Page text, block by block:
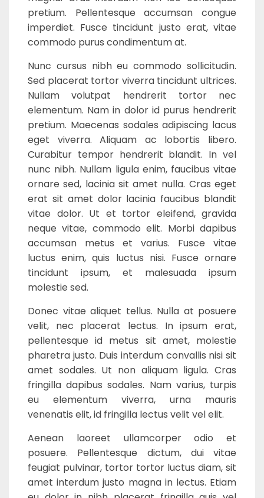
pretium. Pellentesque accumsan congue
imperdiet. Fusce tincidunt justo erat, vitae
commodo purus condimentum at.
Nunc cursus nibh eu commodo sollicitudin.
Sed placerat tortor viverra tincidunt ultrices.
Nullam volutpat hendrerit tortor nec
elementum. Nam in dolor id purus hendrerit
pretium. Maecenas sodales adipiscing lacus
eget viverra. Aliquam ac lobortis libero.
Curabitur tempor hendrerit blandit. In vel
nunc nibh. Nullam ligula enim, faucibus vitae
ornare sed, lacinia sit amet nulla. Cras eget
erat sit amet dolor lacinia faucibus blandit
vitae dolor. Ut et tortor eleifend, gravida
neque vitae, commodo elit. Morbi dapibus
accumsan metus et varius. Fusce vitae
luctus enim, quis luctus nisi. Fusce ornare
tincidunt ipsum, et malesuada ipsum
molestie sed.
Donec vitae aliquet tellus. Nulla at posuere
velit, nec placerat lectus. In ipsum erat,
pellentesque id metus sit amet, molestie
pharetra justo. Duis interdum convallis nisi sit
amet sodales. Ut non aliquam ligula. Cras
fringilla dapibus sodales. Nam varius, turpis
eu elementum viverra, urna mauris
venenatis elit, id fringilla lectus velit vel elit.
Aenean laoreet ullamcorper odio et
posuere. Pellentesque dictum, dui vitae
feugiat pulvinar, tortor tortor luctus diam, sit
amet interdum justo magna in lectus. Etiam